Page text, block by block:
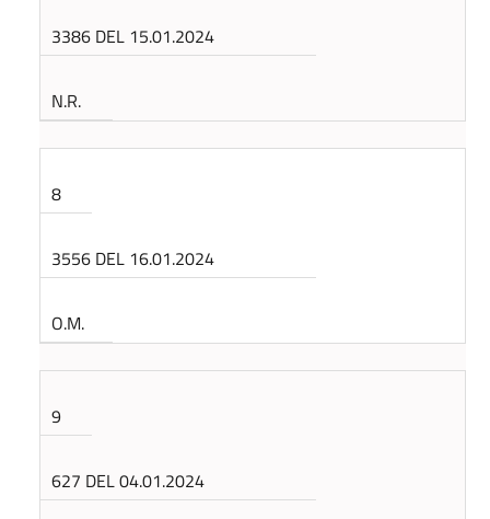
3386 DEL 15.01.2024
N.R.
8
3556 DEL 16.01.2024
O.M.
9
627 DEL 04.01.2024